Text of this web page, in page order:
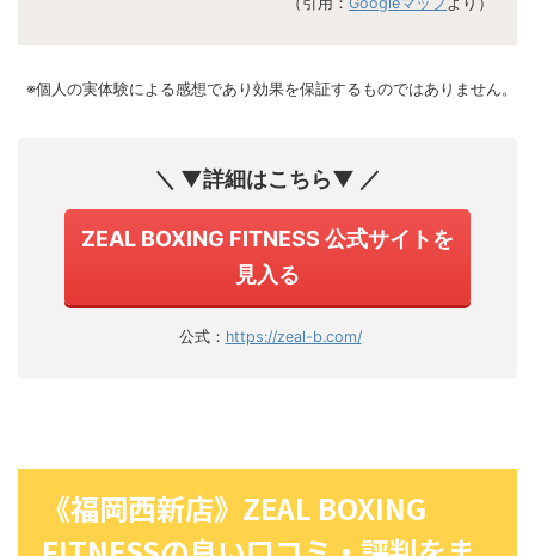
※個人の実体験による感想であり効果を保証するものではありません。
＼ ▼詳細はこちら▼ ／
ZEAL BOXING FITNESS 公式サイトを
見入る
公式： https://zeal-b.com/
《福岡西新店》ZEAL BOXING